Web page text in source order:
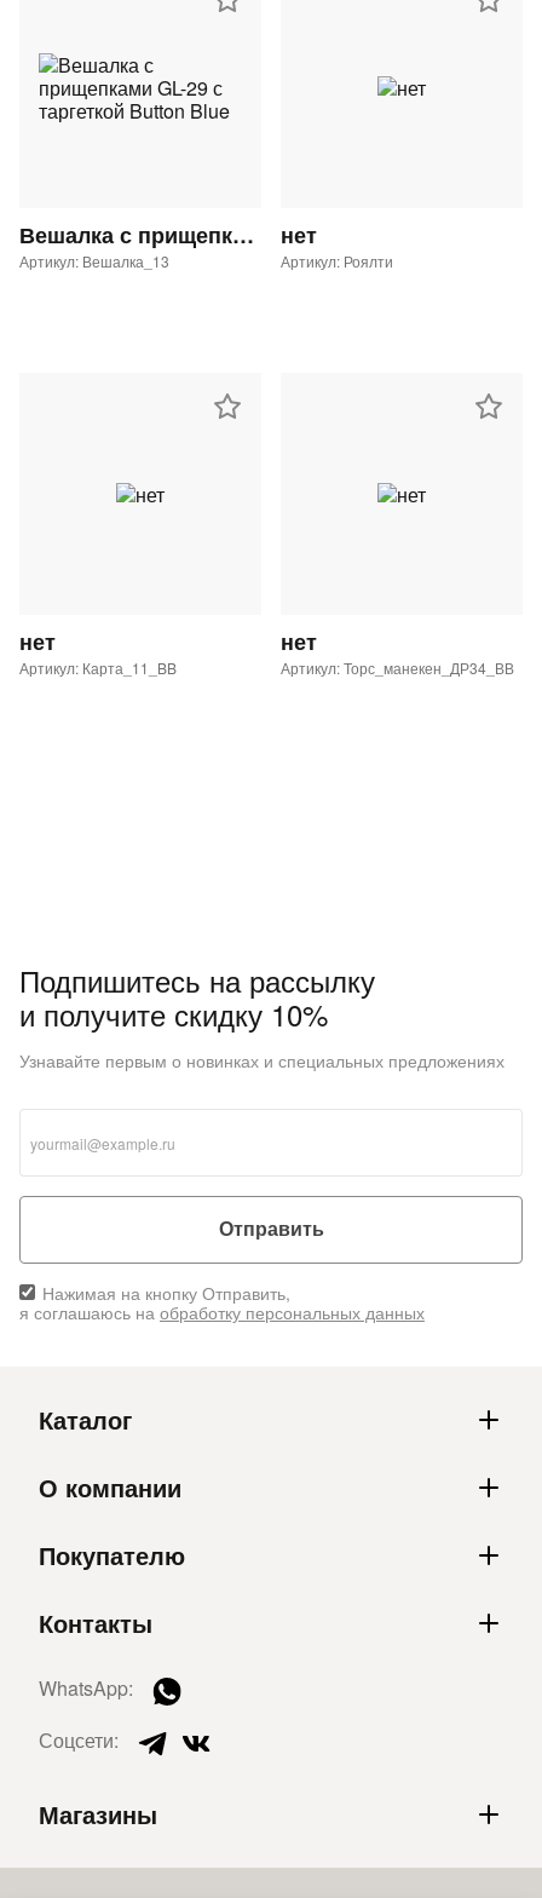
Вешалка с прищепками GL-29 с таргеткой Button Blue
Артикул: Вешалка_13
нет
Артикул: Роялти
нет
Артикул: Карта_11_BB
нет
Артикул: Торс_манекен_ДР34_ВВ
Подпишитесь на рассылку
и получите скидку 10%
Узнавайте первым о новинках и специальных предложениях
Отправить
Нажимая на кнопку Отправить,
я соглашаюсь на обработку персональных данных
Каталог
О компании
Покупателю
Контакты
WhatsApp:
Соцсети:
Магазины